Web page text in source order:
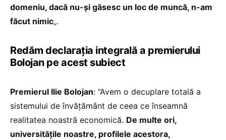
domeniu, dacă nu-și găsesc un loc de muncă, n-am
făcut nimic„.
Redăm declarația integrală a premierului
Bolojan pe acest subiect
Premierul Ilie Bolojan: “Avem o decuplare totală a
sistemului de învăţământ de ceea ce înseamnă
realitatea noastră economică. De multe ori,
universităţile noastre, profilele acestora,